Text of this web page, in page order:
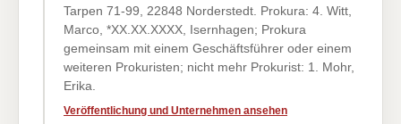
Tarpen 71-99, 22848 Norderstedt. Prokura: 4. Witt,
Marco, *XX.XX.XXXX, Isernhagen; Prokura
gemeinsam mit einem Geschäftsführer oder einem
weiteren Prokuristen; nicht mehr Prokurist: 1. Mohr,
Erika.
Veröffentlichung und Unternehmen ansehen